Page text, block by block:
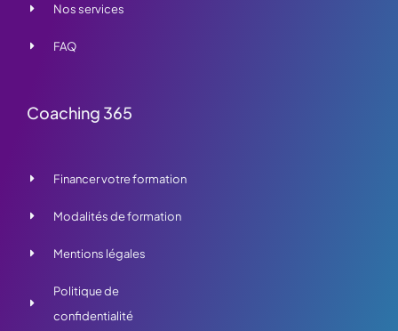
Nos services
FAQ
Coaching 365
Financer votre formation
Modalités de formation
Mentions légales
Politique de
confidentialité